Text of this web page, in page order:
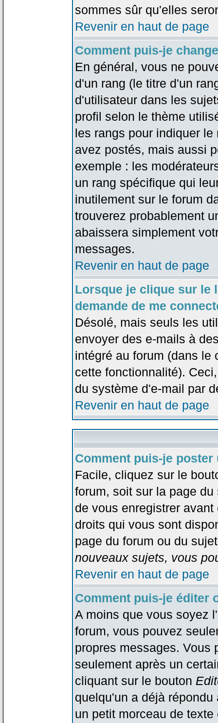
sommes sûr qu'elles
Revenir en haut de page
Comment puis-je
En général, vous ne
d'un rang (le titre d'un
d'utilisateur dans les
profil selon le thème
les rangs pour indiquer
avez postés, mais aussi
exemple : les
un rang spécifique qui
inutilement sur le forum
trouverez probablement
abaissera simplement
messages.
Revenir en haut de page
Lorsque je clique sur le
demande de me
Désolé, mais seuls les
envoyer des e-mails à
intégré au forum (dans le
cette fonctionnalité).
du système d'e-mail par
Revenir en haut de page
Comment puis-je
Facile, cliquez sur le
forum, soit sur la page
de vous enregistrer
droits qui vous sont
page du forum ou du
nouveaux sujets, vous
Revenir en haut de page
Comment puis-je éditer
A moins que vous soyez
forum, vous pouvez
propres messages. Vous
seulement après un
cliquant sur le bouton
quelqu'un a déjà
un petit morceau de